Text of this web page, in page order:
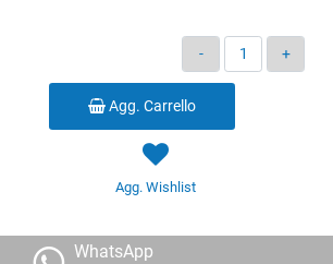
Quantità
Agg. Carrello
Agg. Wishlist
WhatsApp